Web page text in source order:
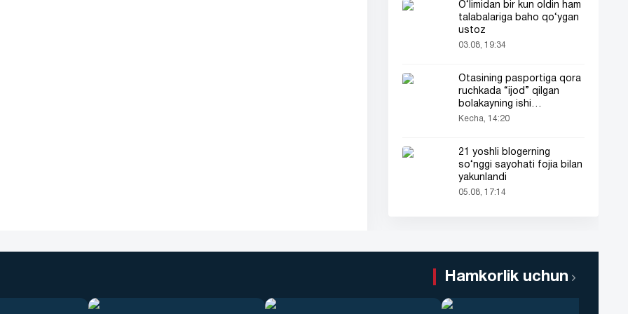
O‘limidan bir kun oldin ham
talabalariga baho qo‘ygan
ustoz
03.08, 19:34
Otasining pasportiga qora
ruchkada “ijod” qilgan
bolakayning ishi
barchaning diqqatini tortdi
Kecha, 14:20
21 yoshli blogerning
so‘nggi sayohati fojia bilan
yakunlandi
05.08, 17:14
Hamkorlik uchun